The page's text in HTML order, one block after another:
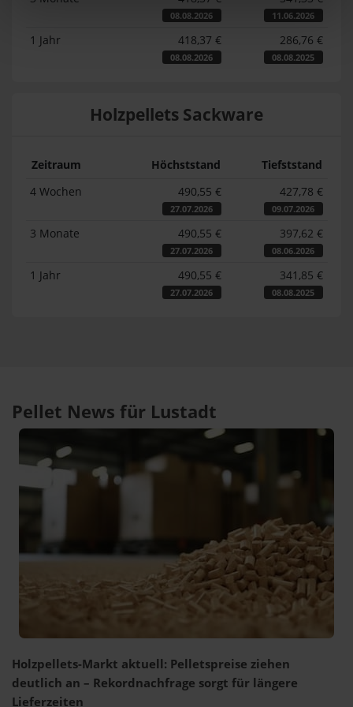
08.08.2026 11.06.2026
1 Jahr 418,37 €
08.08.2026
286,76 €
08.08.2025
Holzpellets Sackware
Zeitraum Höchststand
Tiefststand
4 Wochen
490,55 €
27.07.2026
427,78 €
09.07.2026
3 Monate 490,55 €
27.07.2026
397,62 €
08.06.2026
1 Jahr 490,55 €
27.07.2026
341,85 €
08.08.2025
Pellet News für Lustadt
Holzpellets-Markt aktuell: Pelletspreise ziehen
deutlich an – Rekordnachfrage sorgt für längere
Lieferzeiten